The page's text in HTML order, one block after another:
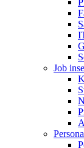
Job